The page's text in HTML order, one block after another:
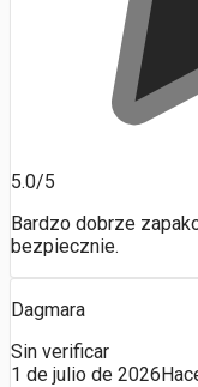
5.0/5
Bardzo dobrze
bezpiecznie.
Dagmara
Sin verificar
1 de julio de 2026